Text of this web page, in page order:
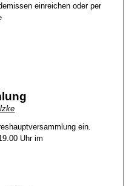
einreichen oder per
ein.
Uhr im